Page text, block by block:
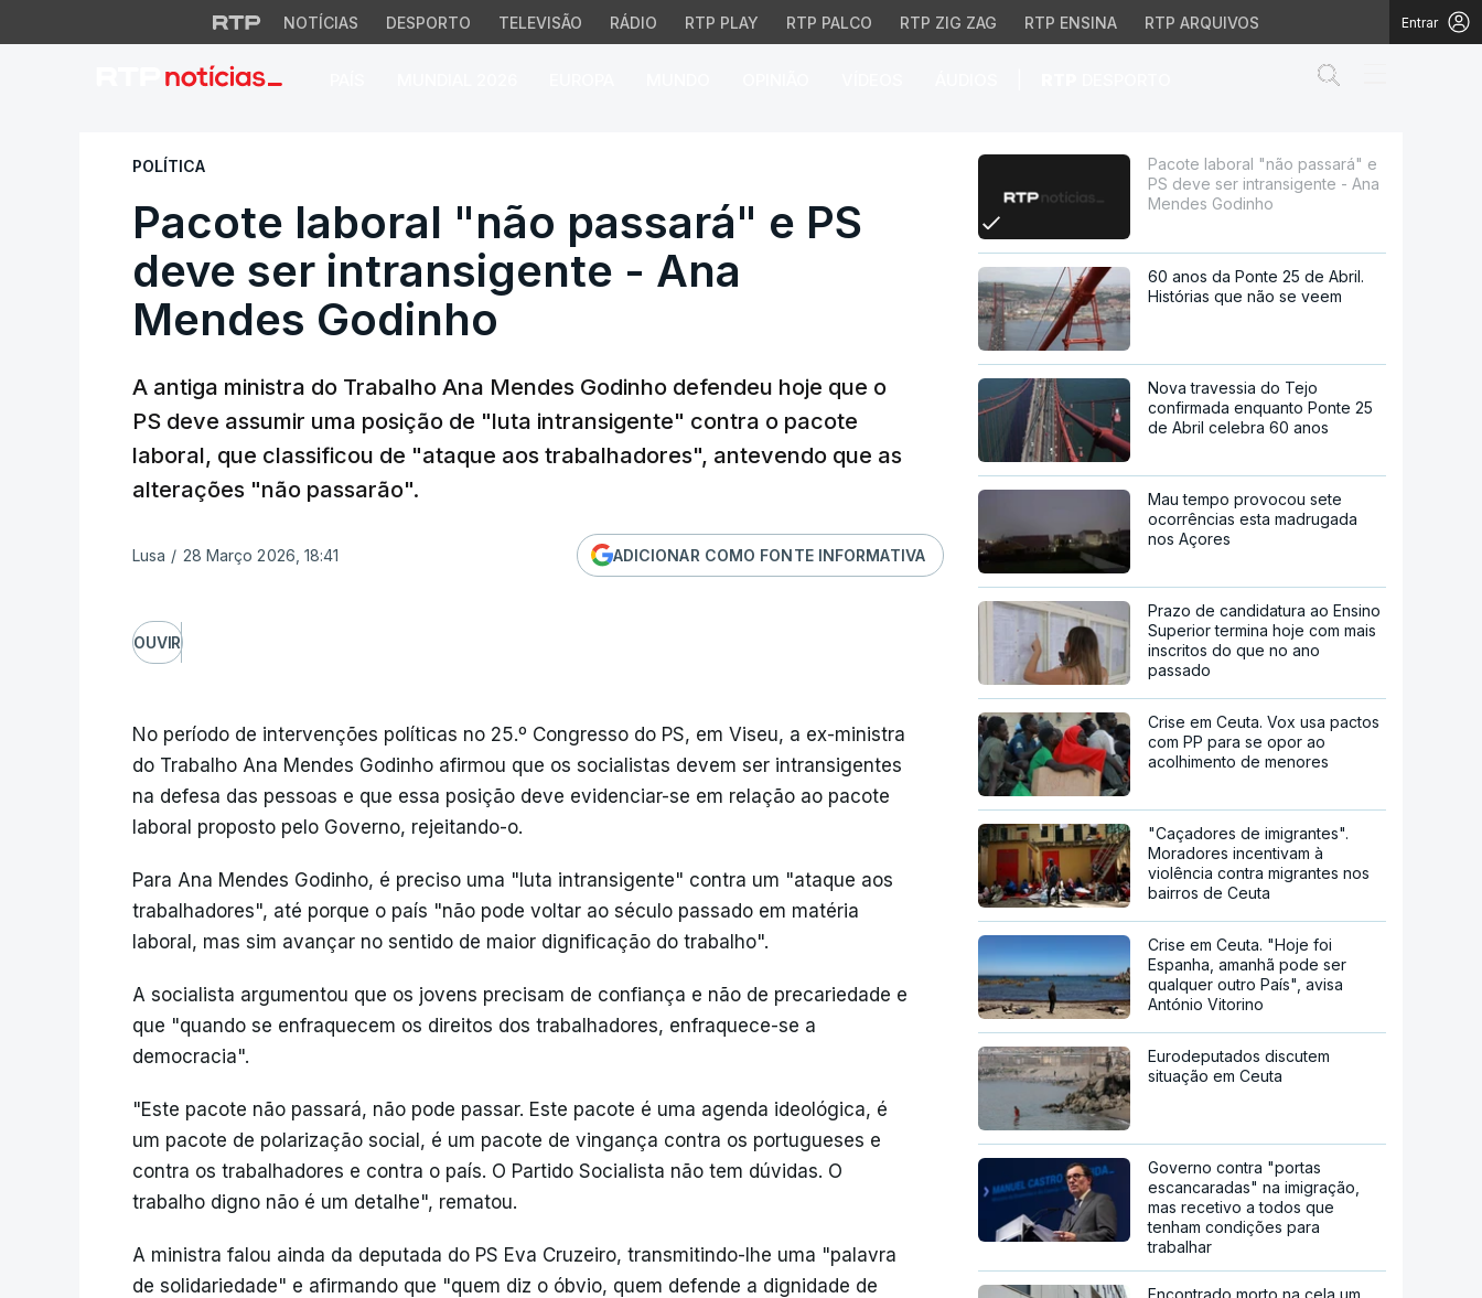
NOTÍCIAS DESPORTO TELEVISÃO RÁDIO RTP PLAY RTP PALCO RTP ZIG ZAG RTP ENSINA RTP ARQUIVOS Entrar
Pacote laboral "não passará" e PS deve ser intransigente - Ana
POLÍTICA
Pacote laboral "não passará" e PS
deve ser intransigente - Ana
Mendes Godinho
A antiga ministra do Trabalho Ana Mendes Godinho defendeu hoje que o
PS deve assumir uma posição de "luta intransigente" contra o pacote
laboral, que classificou de "ataque aos trabalhadores", antevendo que as
alterações "não passarão".
Lusa / 28 Março 2026, 18:41 ADICIONAR COMO FONTE INFORMATIVA
OUVIR
No período de intervenções políticas no 25.º Congresso do PS, em Viseu, a ex-ministra
do Trabalho Ana Mendes Godinho afirmou que os socialistas devem ser intransigentes
na defesa das pessoas e que essa posição deve evidenciar-se em relação ao pacote
laboral proposto pelo Governo, rejeitando-o.
Para Ana Mendes Godinho, é preciso uma "luta intransigente" contra um "ataque aos
trabalhadores", até porque o país "não pode voltar ao século passado em matéria
laboral, mas sim avançar no sentido de maior dignificação do trabalho".
A socialista argumentou que os jovens precisam de confiança e não de precariedade e
que "quando se enfraquecem os direitos dos trabalhadores, enfraquece-se a
democracia".
"Este pacote não passará, não pode passar. Este pacote é uma agenda ideológica, é
um pacote de polarização social, é um pacote de vingança contra os portugueses e
contra os trabalhadores e contra o país. O Partido Socialista não tem dúvidas. O
trabalho digno não é um detalhe", rematou.
A ministra falou ainda da deputada do PS Eva Cruzeiro, transmitindo-lhe uma "palavra
de solidariedade" e afirmando que "quem diz o óbvio, quem defende a dignidade de
Pacote laboral "não passará" e
PS deve ser intransigente - Ana
Mendes Godinho
60 anos da Ponte 25 de Abril.
Histórias que não se veem
Nova travessia do Tejo
confirmada enquanto Ponte 25
de Abril celebra 60 anos
Mau tempo provocou sete
ocorrências esta madrugada
nos Açores
Prazo de candidatura ao Ensino
Superior termina hoje com mais
inscritos do que no ano
passado
Crise em Ceuta. Vox usa pactos
com PP para se opor ao
acolhimento de menores
"Caçadores de imigrantes".
Moradores incentivam à
violência contra migrantes nos
bairros de Ceuta
Crise em Ceuta. "Hoje foi
Espanha, amanhã pode ser
qualquer outro País", avisa
António Vitorino
Eurodeputados discutem
situação em Ceuta
Governo contra "portas
escancaradas" na imigração,
mas recetivo a todos que
tenham condições para
trabalhar
Encontrado morto na cela um